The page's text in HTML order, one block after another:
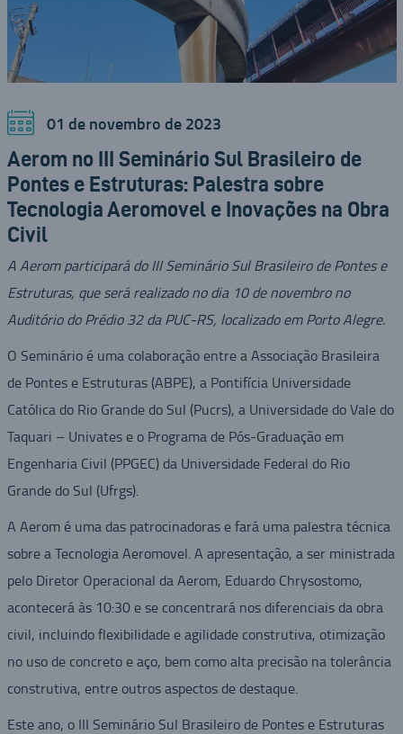
01 de novembro de 2023
Aerom no III Seminário Sul Brasileiro de
Pontes e Estruturas: Palestra sobre
Tecnologia Aeromovel e Inovações na Obra
Civil
A Aerom participará do III Seminário Sul Brasileiro de Pontes e
Estruturas, que será realizado no dia 10 de novembro no
Auditório do Prédio 32 da PUC-RS, localizado em Porto Alegre.
O Seminário é uma colaboração entre a Associação Brasileira
de Pontes e Estruturas (ABPE), a Pontifícia Universidade
Católica do Rio Grande do Sul (Pucrs), a Universidade do Vale do
Taquari – Univates e o Programa de Pós-Graduação em
Engenharia Civil (PPGEC) da Universidade Federal do Rio
Grande do Sul (Ufrgs).
A Aerom é uma das patrocinadoras e fará uma palestra técnica
sobre a Tecnologia Aeromovel. A apresentação, a ser ministrada
pelo Diretor Operacional da Aerom, Eduardo Chrysostomo,
acontecerá às 10:30 e se concentrará nos diferenciais da obra
civil, incluindo flexibilidade e agilidade construtiva, otimização
no uso de concreto e aço, bem como alta precisão na tolerância
construtiva, entre outros aspectos de destaque.
Este ano, o III Seminário Sul Brasileiro de Pontes e Estruturas